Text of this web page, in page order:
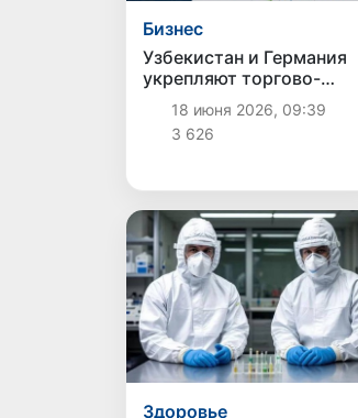
Бизнес
Узбекистан и Германия
укрепляют торгово-
инвестиционное
партнерство:
инфографика
18 июня 2026, 09:39
3 626
Здоровье